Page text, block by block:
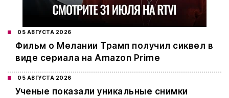
05 АВГУСТА 2026
Фильм о Мелании Трамп получил сиквел в
виде сериала на Amazon Prime
05 АВГУСТА 2026
Ученые показали уникальные снимки